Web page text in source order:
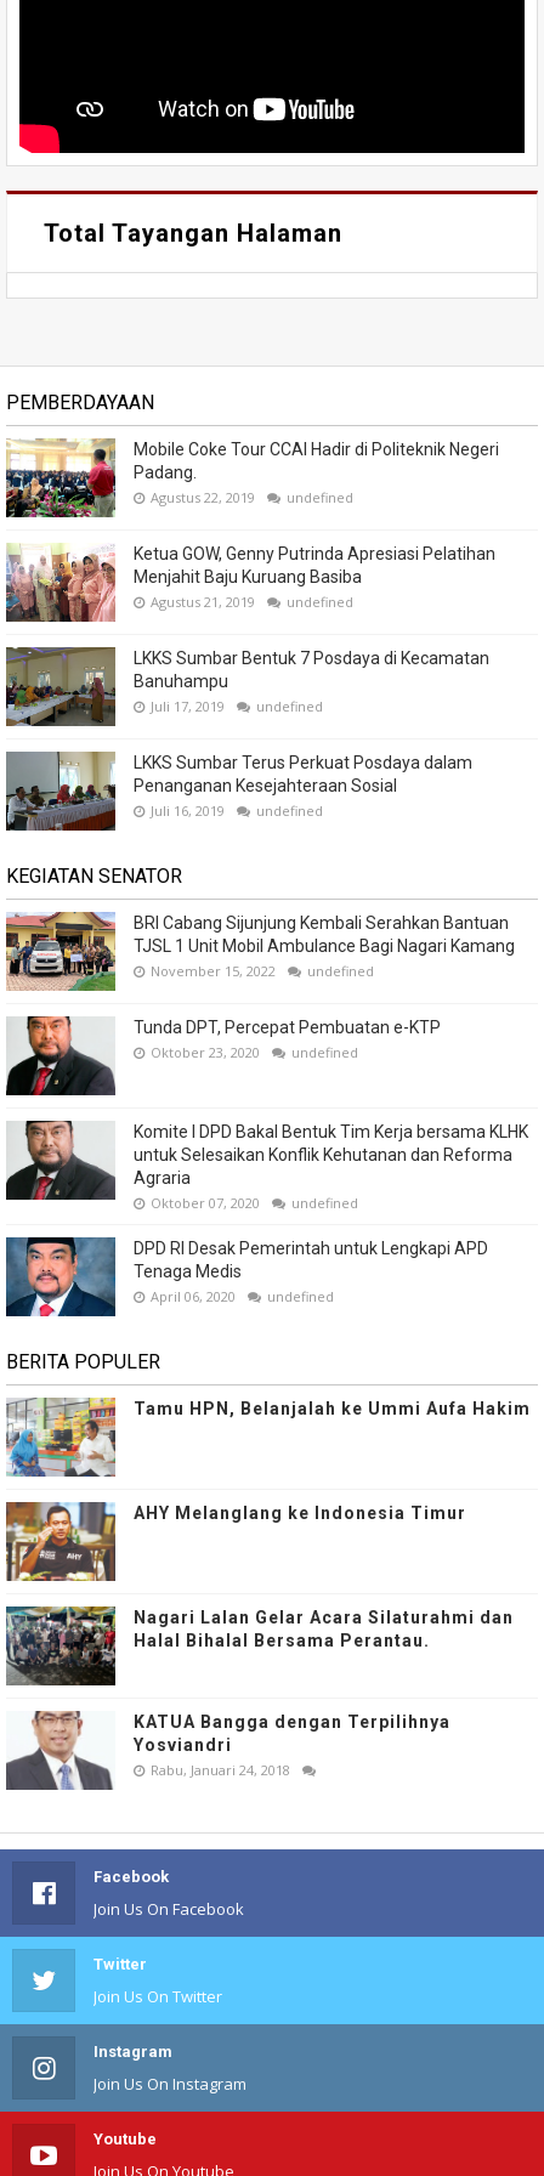
Total Tayangan Halaman
PEMBERDAYAAN
Mobile Coke Tour CCAI Hadir di Politeknik Negeri
Padang.
Agustus 22, 2019 undefined
Ketua GOW, Genny Putrinda Apresiasi Pelatihan
Menjahit Baju Kuruang Basiba
Agustus 21, 2019 undefined
LKKS Sumbar Bentuk 7 Posdaya di Kecamatan
Banuhampu
Juli 17, 2019 undefined
LKKS Sumbar Terus Perkuat Posdaya dalam
Penanganan Kesejahteraan Sosial
Juli 16, 2019 undefined
KEGIATAN SENATOR
BRI Cabang Sijunjung Kembali Serahkan Bantuan
TJSL 1 Unit Mobil Ambulance Bagi Nagari Kamang
November 15, 2022 undefined
Tunda DPT, Percepat Pembuatan e-KTP
Oktober 23, 2020 undefined
Komite I DPD Bakal Bentuk Tim Kerja bersama KLHK
untuk Selesaikan Konflik Kehutanan dan Reforma
Agraria
Oktober 07, 2020 undefined
DPD RI Desak Pemerintah untuk Lengkapi APD
Tenaga Medis
April 06, 2020 undefined
BERITA POPULER
Tamu HPN, Belanjalah ke Ummi Aufa Hakim
AHY Melanglang ke Indonesia Timur
Nagari Lalan Gelar Acara Silaturahmi dan
Halal Bihalal Bersama Perantau.
KATUA Bangga dengan Terpilihnya
Yosviandri
Rabu, Januari 24, 2018
Facebook
Join Us On Facebook
Twitter
Join Us On Twitter
Instagram
Join Us On Instagram
Youtube
Join Us On Youtube